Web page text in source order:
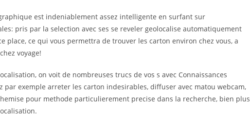
est indeniablement assez intelligente en surfant sur
pris par la selection avec ses se reveler geolocalise automatiquement
place, ce qui vous permettra de trouver les carton environ chez vous, a
voyage!
on voit de nombreuses trucs de vos s avec Connaissances
par exemple arreter les carton indesirables, diffuser avec matou webcam,
pour methode particulierement precise dans la recherche, bien plus